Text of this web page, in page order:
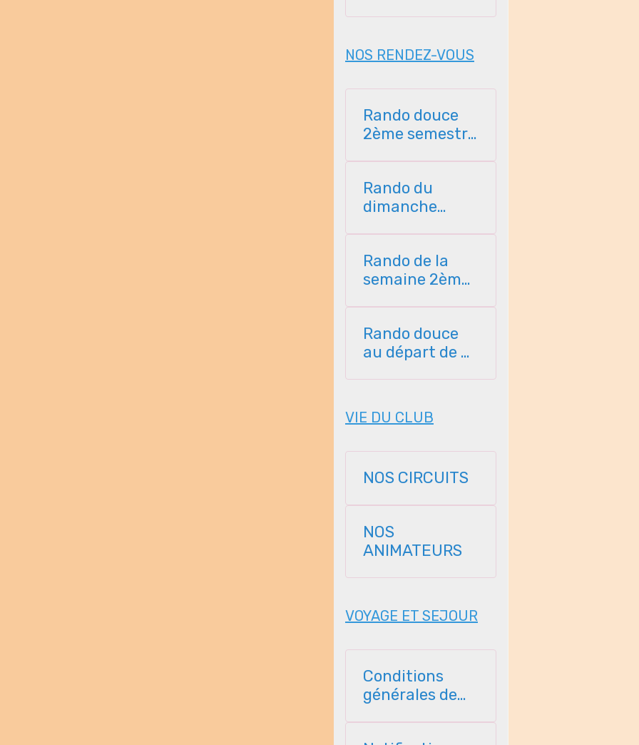
NOS RENDEZ-VOUS
Rando douce
2ème semestre
Rando du
dimanche
Rando de la
semaine 2ème
Rando douce
au départ de St
VIE DU CLUB
NOS CIRCUITS
NOS
ANIMATEURS
VOYAGE ET SEJOUR
Conditions
générales de